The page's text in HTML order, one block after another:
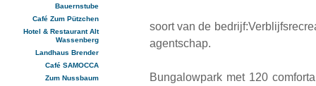
Bauernstube
Café Zum Pützchen
Hotel & Restaurant Alt
Wassenberg
Landhaus Brender
Café SAMOCCA
Zum Nussbaum
soort van de
agentschap.
Bungalowpark met 120